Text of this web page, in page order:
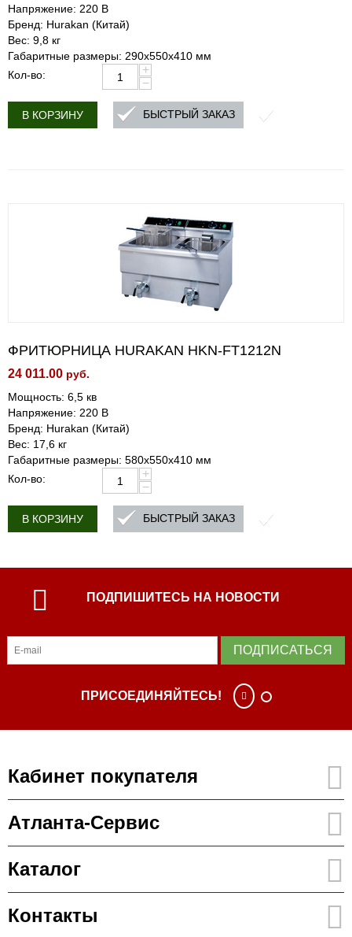
Напряжение: 220 В
Бренд: Hurakan (Китай)
Вес: 9,8 кг
Габаритные размеры: 290x550x410 мм
Кол-во:
+
−
В КОРЗИНУ БЫСТРЫЙ ЗАКАЗ
ФРИТЮРНИЦА HURAKAN HKN-FT1212N
24 011.00 руб.
Мощность: 6,5 кв
Напряжение: 220 В
Бренд: Hurakan (Китай)
Вес: 17,6 кг
Габаритные размеры: 580x550x410 мм
Кол-во:
+
−
В КОРЗИНУ БЫСТРЫЙ ЗАКАЗ
ПОДПИШИТЕСЬ НА НОВОСТИ
ПОДПИСАТЬСЯ
ПРИСОЕДИНЯЙТЕСЬ!
Кабинет покупателя
Атланта-Сервис
Каталог
Контакты